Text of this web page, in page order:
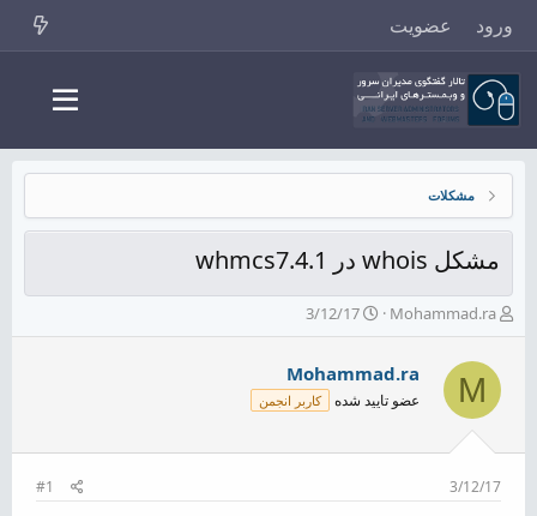
ورود عضویت
مشکلات
مشکل whois در whmcs7.4.1
ش
ر
ع
ه
Mohammad.ra
ت
ا
ی
خ
3/12/17
M
Mohammad.ra
عضو تایید شده کاربر انجمن
3/12/17
#1